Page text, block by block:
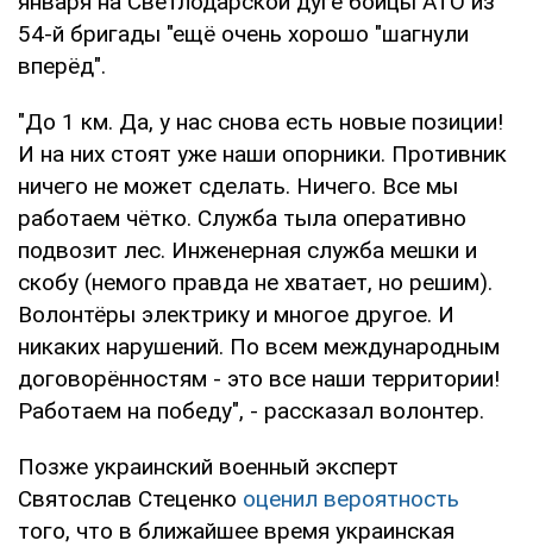
54-й бригады "ещё очень хорошо "шагнули
вперёд".
"До 1 км. Да, у нас снова есть новые позиции!
И на них стоят уже наши опорники. Противник
ничего не может сделать. Ничего. Все мы
работаем чётко. Служба тыла оперативно
подвозит лес. Инженерная служба мешки и
скобу (немого правда не хватает, но решим).
Волонтёры электрику и многое другое. И
никаких нарушений. По всем международным
договорённостям - это все наши территории!
Работаем на победу", - рассказал волонтер.
Позже украинский военный эксперт
Святослав Стеценко оценил вероятность
того, что в ближайшее время украинская